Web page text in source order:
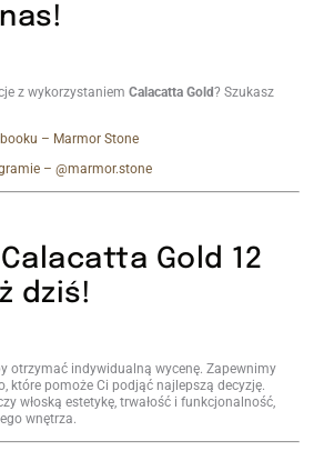
z wykorzystaniemCalacatta Gold? Szukasz
– Marmor Stone
– @marmor.stone
Gold 12
dziś!
otrzymać indywidualną wycenę. Zapewnimy
które pomoże Ci podjąć najlepszą decyzję.
włoską estetykę, trwałość i funkcjonalność,
wnętrza.